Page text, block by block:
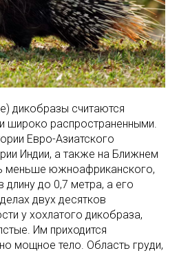
дикобразы считаются
широко распространенными.
Евро-Азиатского
Индии, а также на Ближнем
меньше южноафриканского,
длину до 0,7 метра, а его
двух десятков
у хохлатого дикобраза,
Им приходится
мощное тело. Область груди,